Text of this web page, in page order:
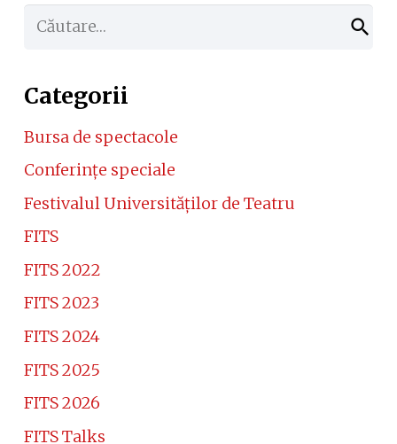
Caută
Categorii
Bursa de spectacole
Conferinţe speciale
Festivalul Universităţilor de Teatru
FITS
FITS 2022
FITS 2023
FITS 2024
FITS 2025
FITS 2026
FITS Talks